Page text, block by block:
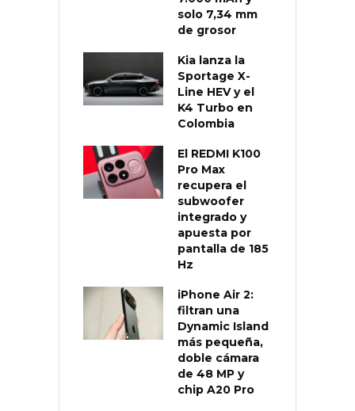
solo 7,34 mm
de grosor
Kia lanza la
Sportage X-
Line HEV y el
K4 Turbo en
Colombia
El REDMI K100
Pro Max
recupera el
subwoofer
integrado y
apuesta por
pantalla de 185
Hz
iPhone Air 2:
filtran una
Dynamic Island
más pequeña,
doble cámara
de 48 MP y
chip A20 Pro